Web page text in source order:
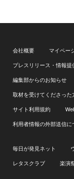
会社概要 マイペー
プレスリリース・情報提
編集部からのお知らせ
取材を受けてくださった
サイト利用規約
利用者情報の外部送信に
毎日が発見ネット
レタスクラブ
楽演